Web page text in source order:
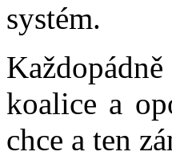
systém.
koalice a
chce a ten